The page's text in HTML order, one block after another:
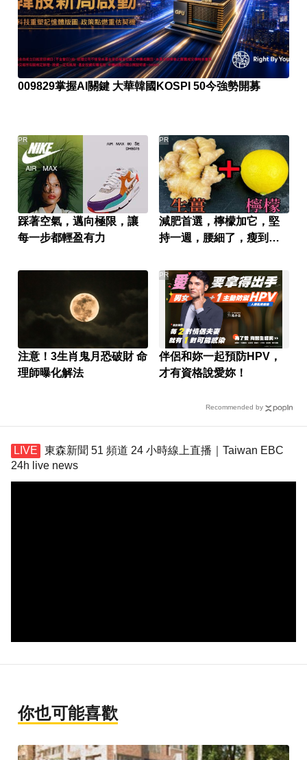
009829掌握AI關鍵 大華韓國KOSPI 50今強勢開募
踩著空氣，邁向極限，讓
每一步都輕盈有力
PR
減肥首選，檸檬加它，堅
持一週，腰細了，瘦到你
PR
注意！3生肖鬼月恐破財 命
理師曝化解法
伴侶和妳一起預防HPV，
才有資格說愛妳！
PR
Recommended by
東森新聞 51 頻道 24 小時線上直播｜Taiwan EBC
24h live news
你也可能喜歡